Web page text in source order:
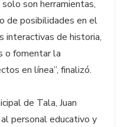
son herramientas,
de posibilidades en el
interactivas de historia,
o fomentar la
en línea”, finalizó.
de Tala, Juan
personal educativo y